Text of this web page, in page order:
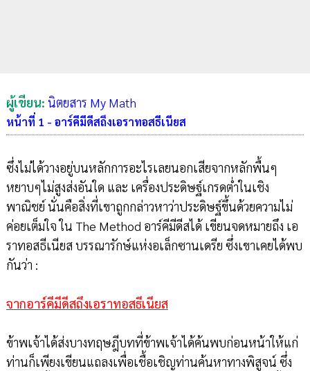
ผู้เขียน: นิตยสาร My Math
หน้าที่ 1 - อาร์คีมีดีสถึงเอราทอสธีเนียส
ซึ่งไม่ได้วางอยู่บนหลักการอะไรเลยนอกเสียจากหลักพื้นๆ
หยาบๆไม่สูงส่งอันใด และ เครื่องประดิษฐ์เกรดต่ำในเชิง
พาณิชย์ นั่นคือสิ่งที่เขาถูกกล่าวหาว่าประดิษฐ์ขึ้นด้วยความไม่
ค่อยเต็มใจ ใน The Method อาร์คีมีดีสได้ เขียนจดหมายถึง เอ
ราทอสธีเนียส บรรณารักษ์แห่งอเล็กซานเดรีย ซึ่งเขาเคยได้พบ
กันว่า :
จากอาร์คีมีดีสถึงเอราทอสธีเนียส
ข้าพเจ้าได้ส่งบางทฤษฎีบทที่ข้าพเจ้าได้ค้นพบก่อนหน้าให้แก่
ท่านก็เพียงเขียนแถลงเพื่อเชื้อเชิญท่านค้นหาทางพิสูจน์ ซึ่ง